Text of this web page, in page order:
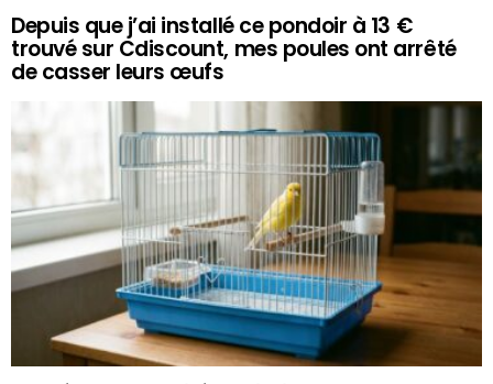
Depuis que j’ai installé ce pondoir à 13 €
trouvé sur Cdiscount, mes poules ont arrêté
de casser leurs œufs